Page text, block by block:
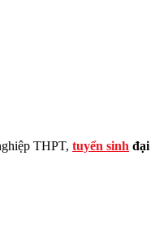
THPT, tuyển sinh đại